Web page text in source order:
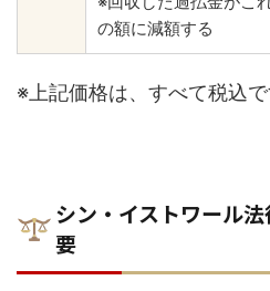
の額に減額する
※上記価格は、すべて税込で
シン・イストワール
要